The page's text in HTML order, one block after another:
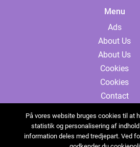
Menu
Ads
About Us
About Us
Cookies
Cookies
Contact
Sitemap
Sitemap
På vores website bruges cookies til at
statistik og personalisering af indhold
information deles med tredjepart. Ved